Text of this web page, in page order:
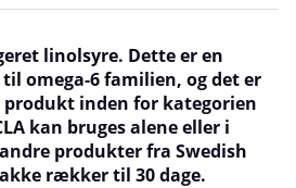
linolsyre. Dette er en
omega-6 familien, og det er
inden for kategorien
kan bruges alene eller i
produkter fra Swedish
rækker til 30 dage.